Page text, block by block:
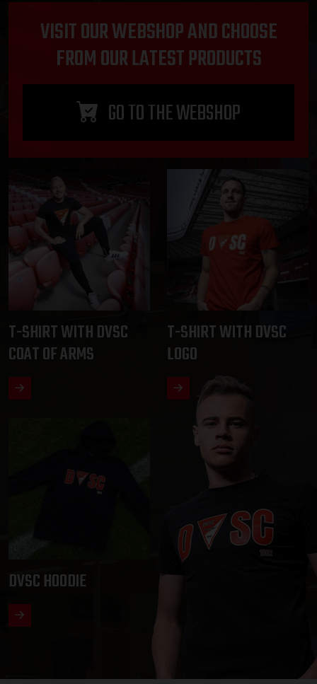
VISIT OUR WEBSHOP AND CHOOSE
FROM OUR LATEST PRODUCTS
GO TO THE WEBSHOP
T-SHIRT WITH DVSC
COAT OF ARMS
T-SHIRT WITH DVSC
LOGO
DVSC HOODIE